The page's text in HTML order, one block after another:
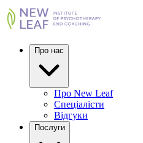
Про нас
Про New Leaf
Спеціалісти
Відгуки
Послуги